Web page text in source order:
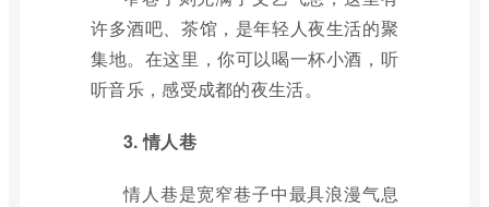
许多酒吧、茶馆，是年轻人夜生活的聚
集地。在这里，你可以喝一杯小酒，听
听音乐，感受成都的夜生活。
3. 情人巷
情人巷是宽窄巷子中最具浪漫气息